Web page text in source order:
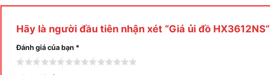
Hãy là người đầu tiên nhận xét “Giá ủi đồ HX3612NS”
Đánh giá của bạn *